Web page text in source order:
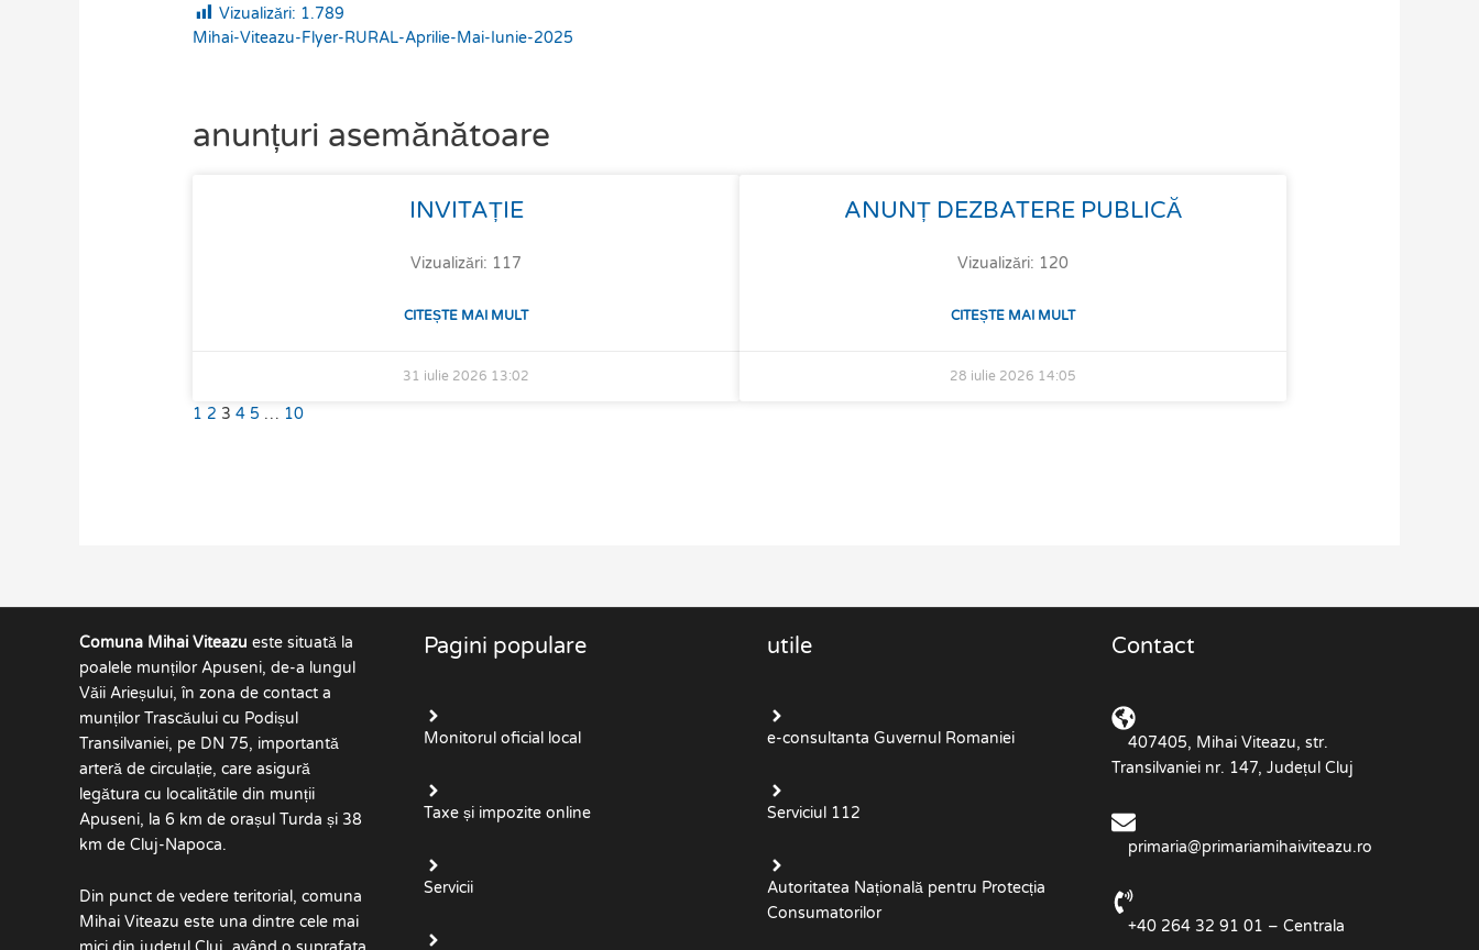
Vizualizări: 1.789
Mihai-Viteazu-Flyer-RURAL-Aprilie-Mai-Iunie-2025
anunțuri asemănătoare
INVITAȚIE
Vizualizări: 117
CITEȘTE MAI MULT
31 iulie 2026 13:02
ANUNȚ DEZBATERE PUBLICĂ
Vizualizări: 120
CITEȘTE MAI MULT
28 iulie 2026 14:05
1 2 3 4 5 … 10
Comuna Mihai Viteazu este situată la
poalele munților Apuseni, de-a lungul
Văii Arieșului, în zona de contact a
munților Trascăului cu Podișul
Transilvaniei, pe DN 75, importantă
arteră de circulație, care asigură
legătura cu localitătile din munții
Apuseni, la 6 km de orașul Turda și 38
km de Cluj-Napoca.
Din punct de vedere teritorial, comuna
Mihai Viteazu este una dintre cele mai
Pagini populare
Monitorul oficial local
Taxe și impozite online
Servicii
utile
e-consultanta Guvernul Romaniei
Serviciul 112
Autoritatea Națională pentru Protecția
Consumatorilor
Contact
407405, Mihai Viteazu, str.
Transilvaniei nr. 147, Județul Cluj
primaria@primariamihaiviteazu.ro
+40 264 32 91 01 – Centrala